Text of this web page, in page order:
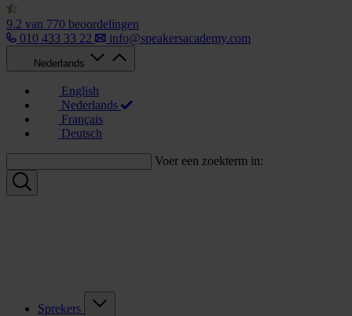
9.2 van 770 beoordelingen
010 433 33 22
info@speakersacademy.com
Nederlands
English
Nederlands
Français
Deutsch
Voer een zoekterm in:
Sprekers